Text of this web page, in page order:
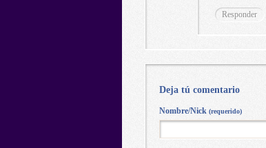
Responder
Deja tú comentario
Nombre/Nick (requerido)